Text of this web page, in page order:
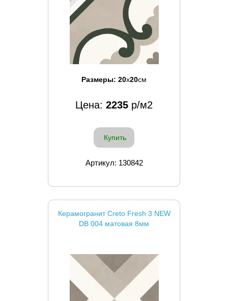
Размеры: 20x20см
Цена: 2235 р/м2
Купить
Артикул: 130842
Керамогранит Creto Fresh 3 NEW
DB 004 матовая 8мм